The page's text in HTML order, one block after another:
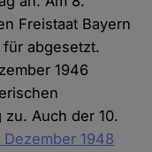
Freistaat Bayern
abgesetzt.
1946
Auch der 10.
Dezember 1948